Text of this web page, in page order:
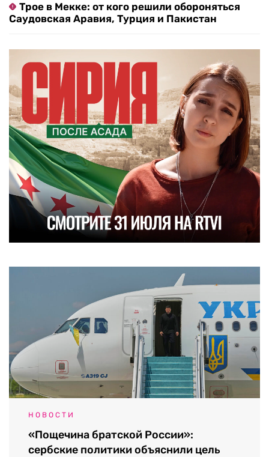
Трое в Мекке: от кого решили обороняться
Саудовская Аравия, Турция и Пакистан
НОВОСТИ
«Пощечина братской России»:
сербские политики объяснили цель